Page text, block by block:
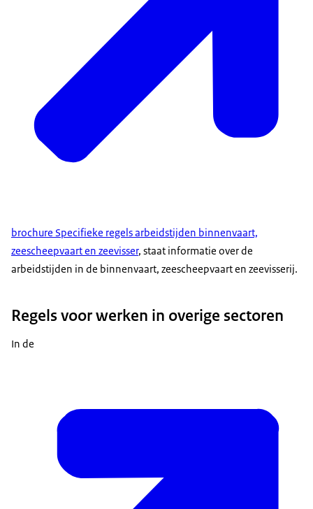
brochure Specifieke regels arbeidstijden binnenvaart,
zeescheepvaart en zeevisser, staat informatie over de
arbeidstijden in de binnenvaart, zeescheepvaart en zeevisserij.
Regels voor werken in overige sectoren
In de